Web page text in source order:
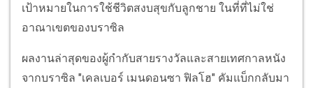
เป้าหมายในการใช้ชีวิตสงบสุขกับลูกชาย ในที่ที่ไม่ใช่
อาณาเขตของบราซิล
ผลงานล่าสุดของผู้กำกับสายรางวัลและสายเทศกาลหนัง
จากบราซิล "เคลเบอร์ เมนดอนซา ฟิลโฮ" คัมแบ็กกลับมา